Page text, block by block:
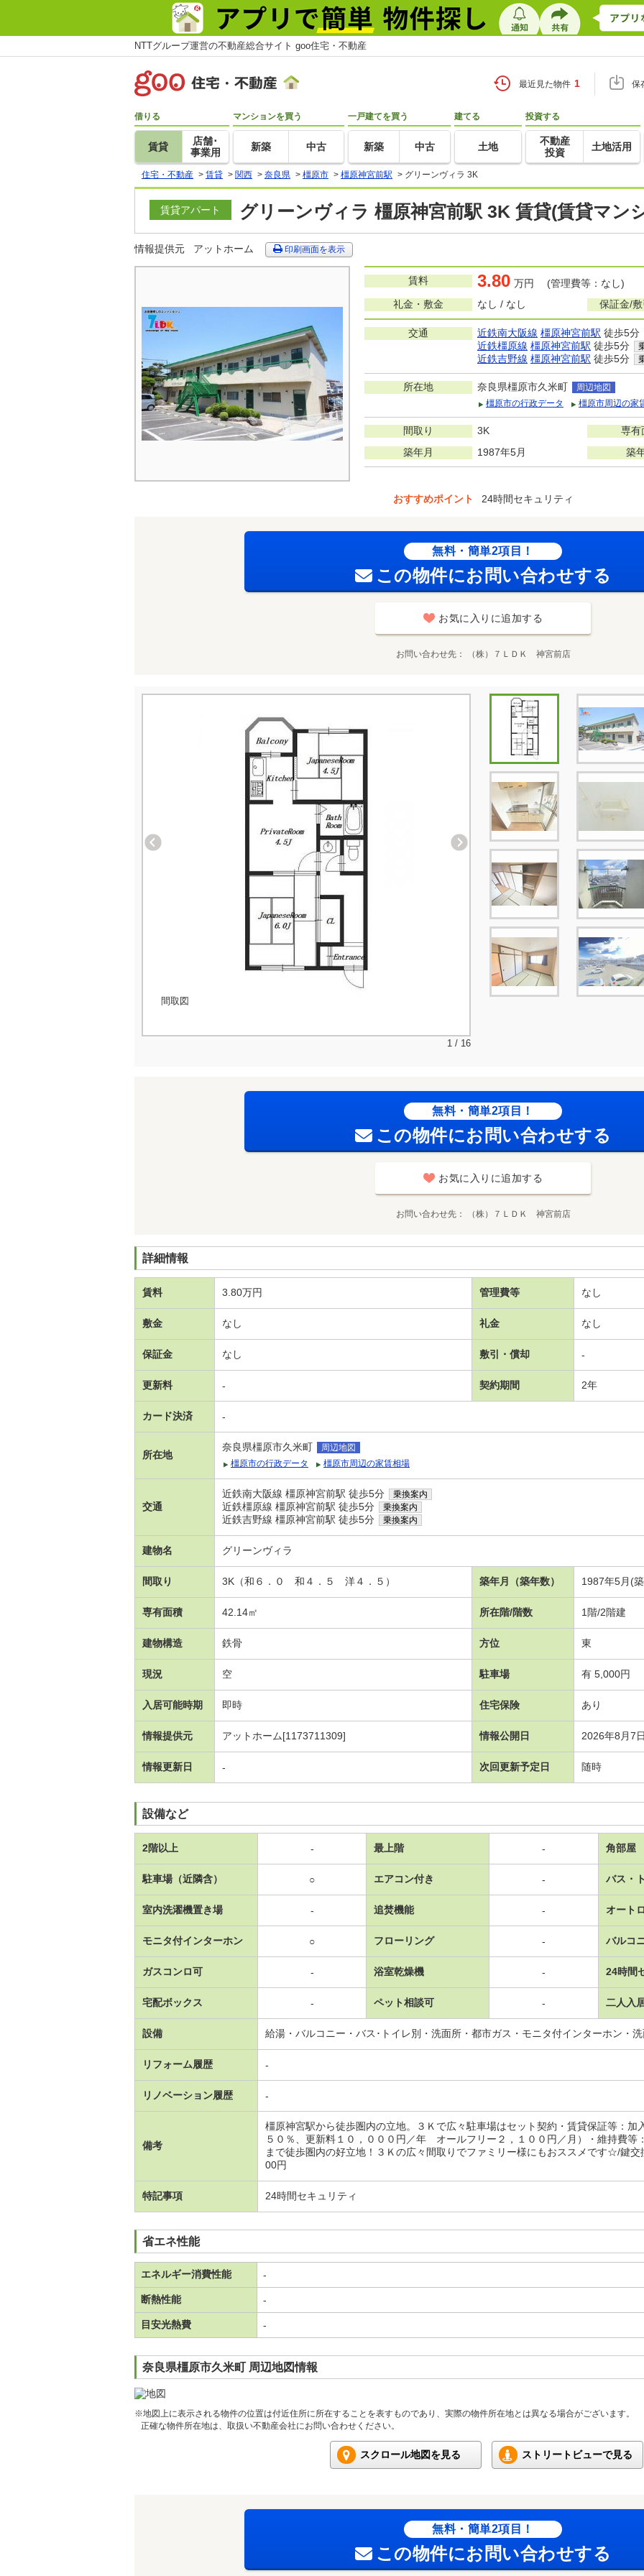
NTTグループ運営の不動産総合サイト goo住宅・不動産
最近見た物件 1 保
借りる
賃貸
店舗･
事業用
マンションを買う
新築 中古
一戸建てを買う
新築 中古
建てる
土地
投資する
不動産
投資
土地活用
住宅・不動産 > 賃貸 > 関西 > 奈良県 > 橿原市 > 橿原神宮前駅 > グリーンヴィラ 3K
賃貸アパート グリーンヴィラ 橿原神宮前駅 3K 賃貸(賃貸マン
情報提供元 アットホーム 印刷画面を表示
賃料 3.80 万円 (管理費等：なし)
礼金・敷金
なし / なし 保証金/
交通 近鉄南大阪線 橿原神宮前駅 徒歩5分
近鉄橿原線 橿原神宮前駅 徒歩5分
近鉄吉野線 橿原神宮前駅 徒歩5分
所在地 奈良県橿原市久米町
周辺地図
橿原市の行政データ
橿原市周辺の家
間取り 3K 専有
築年月 1987年5月 築
おすすめポイント 24時間セキュリティ
無料・簡単2項目！
この物件にお問い合わせする
お気に入りに追加する
お問い合わせ先 （株）７ＬＤＫ 神宮前店
間取図
1 / 16
無料・簡単2項目！
この物件にお問い合わせする
お気に入りに追加する
お問い合わせ先 （株）７ＬＤＫ 神宮前店
詳細情報
賃料 3.80万円 管理費等 なし
敷金 なし 礼金 なし
保証金 なし 敷引・償却 -
更新料 - 契約期間 2年
カード決済 -
所在地
奈良県橿原市久米町
周辺地図
橿原市の行政データ
橿原市周辺の家賃相場
交通
近鉄南大阪線 橿原神宮前駅 徒歩5分 乗換案内
近鉄橿原線 橿原神宮前駅 徒歩5分 乗換案内
近鉄吉野線 橿原神宮前駅 徒歩5分 乗換案内
建物名 グリーンヴィラ
間取り 3K（和６．０ 和４．５ 洋４．５） 築年月（築年数） 1987年5月(
専有面積 42.14㎡ 所在階/階数 1階/2階建
建物構造 鉄骨 方位 東
現況 空 駐車場 有 5,000円
入居可能時期 即時 住宅保険 あり
情報提供元 アットホーム[1173711309] 情報公開日 2026年8月7日
情報更新日 - 次回更新予定日 随時
設備など
2階以上 - 最上階 - 角部屋
駐車場（近隣含） ○ エアコン付き - バス・
室内洗濯機置き場 - 追焚機能 - オート
モニタ付インターホン ○ フローリング - バルコ
ガスコンロ可 - 浴室乾燥機 - 24時間
宅配ボックス - ペット相談可 - 二人入
設備 給湯・バルコニー・バス･トイレ別・洗面所・都市ガス・モニタ付インターホン・
リフォーム履歴 -
リノベーション履歴 -
備考
橿原神宮駅から徒歩圏内の立地。３Ｋで広々駐車場はセット契約・賃貸保証等：
５０％、更新料１０，０００円／年 オールフリー２，１００円／月）・維持費等
まで徒歩圏内の好立地！３Ｋの広々間取りでファミリー様にもおススメです☆/鍵
00円
特記事項 24時間セキュリティ
省エネ性能
エネルギー消費性能 -
断熱性能 -
目安光熱費 -
奈良県橿原市久米町 周辺地図情報
※地図上に表示される物件の位置は付近住所に所在することを表すものであり、実際の物件所在地とは異なる場合がございます。
正確な物件所在地は、取扱い不動産会社にお問い合わせください。
スクロール地図を見る ストリートビューで見る
無料・簡単2項目！
この物件にお問い合わせする